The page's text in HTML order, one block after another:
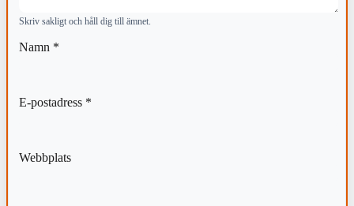
Skriv sakligt och håll dig till ämnet.
Namn *
E-postadress *
Webbplats